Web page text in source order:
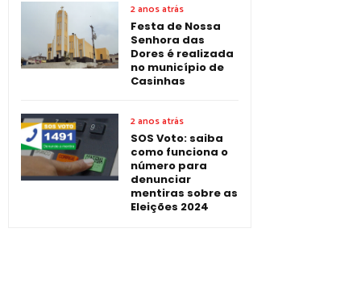
2 anos atrás
Festa de Nossa
Senhora das
Dores é realizada
no município de
Casinhas
2 anos atrás
SOS Voto: saiba
como funciona o
número para
denunciar
mentiras sobre as
Eleições 2024